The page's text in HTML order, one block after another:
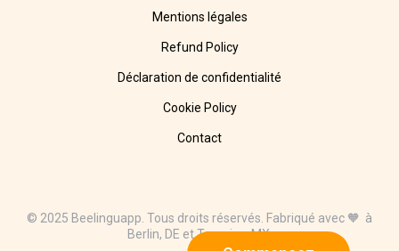
Mentions légales
Refund Policy
Déclaration de confidentialité
Cookie Policy
Contact
© 2025 Beelinguapp. Tous droits réservés. Fabriqué avec 🧡 à
Berlin, DE et Tampico, MX.